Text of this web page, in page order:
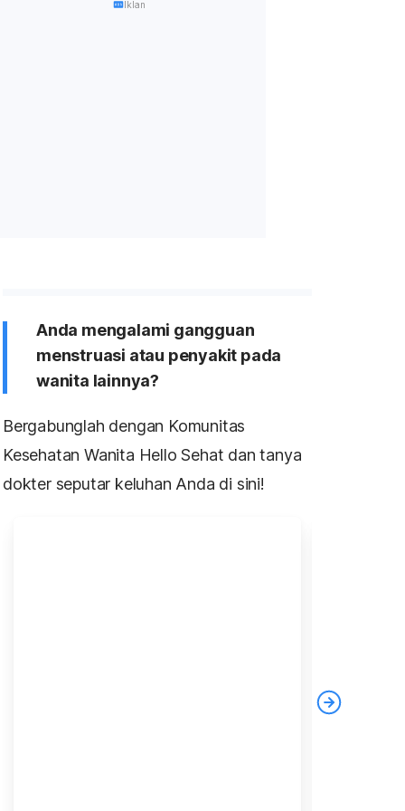
Iklan
Anda mengalami gangguan
menstruasi atau penyakit pada
wanita lainnya?
Bergabunglah dengan Komunitas
Kesehatan Wanita Hello Sehat dan tanya
dokter seputar keluhan Anda di sini!